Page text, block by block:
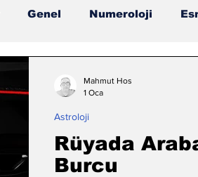
Genel Numeroloji
Rüyada
Burcu
Astroloji
Mahmut Hos
1 Oca